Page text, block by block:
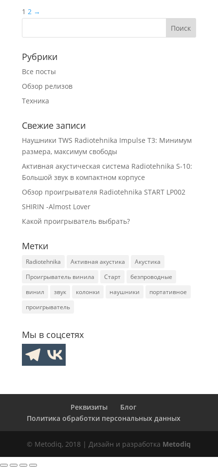
1 2 →
Рубрики
Все посты
Обзор релизов
Техника
Свежие записи
Наушники TWS Radiotehnika Impulse T3: Минимум
размера, максимум свободы
Активная акустическая система Radiotehnika S-10:
Большой звук в компактном корпусе
Обзор проигрывателя Radiotehnika START LP002
SHIRIN -Almost Lover
Какой проигрыватель выбрать?
Метки
Radiotehnika Активная акустика
Акустика
Проигрыватель винила
Старт
безпроводные
винил
звук колонки наушники
портативное
проигрыватель
Мы в соцсетях
Реквизиты
Блог
Политика обработки персональных данных
© Metodiq, 2018 | Дизайн и разработка Metodiq